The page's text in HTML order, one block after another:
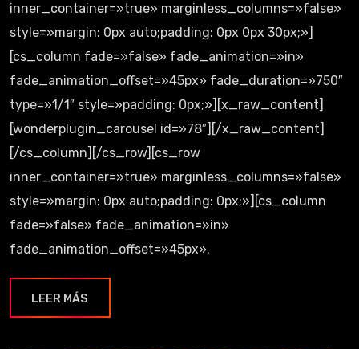
inner_container=»true» marginless_columns=»false»
style=»margin: 0px auto;padding: 0px 0px 30px;»]
[cs_column fade=»false» fade_animation=»in»
fade_animation_offset=»45px» fade_duration=»750″
type=»1/1″ style=»padding: 0px;»][x_raw_content]
[wonderplugin_carousel id=»78″][/x_raw_content]
[/cs_column][/cs_row][cs_row
inner_container=»true» marginless_columns=»false»
style=»margin: 0px auto;padding: 0px;»][cs_column
fade=»false» fade_animation=»in»
fade_animation_offset=»45px».
LEER MÁS